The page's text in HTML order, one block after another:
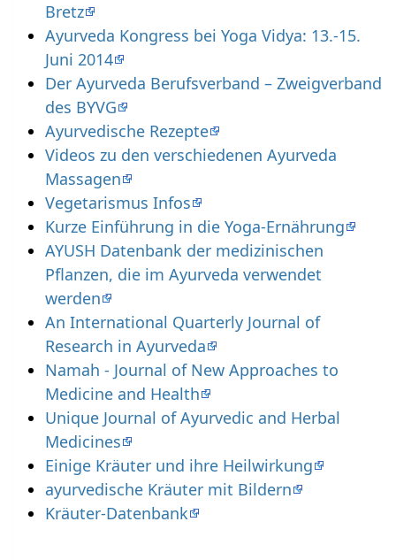
Bretz
Ayurveda Kongress bei Yoga Vidya: 13.-15.
Juni 2014
Der Ayurveda Berufsverband – Zweigverband
des BYVG
Ayurvedische Rezepte
Videos zu den verschiedenen Ayurveda
Massagen
Vegetarismus Infos
Kurze Einführung in die Yoga-Ernährung
AYUSH Datenbank der medizinischen
Pflanzen, die im Ayurveda verwendet
werden
An International Quarterly Journal of
Research in Ayurveda
Namah - Journal of New Approaches to
Medicine and Health
Unique Journal of Ayurvedic and Herbal
Medicines
Einige Kräuter und ihre Heilwirkung
ayurvedische Kräuter mit Bildern
Kräuter-Datenbank